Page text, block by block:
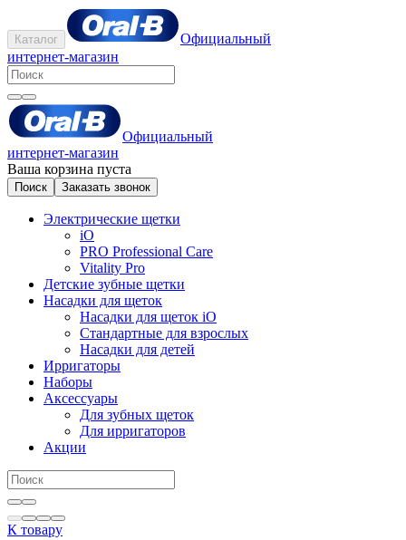
Каталог
Официальный
интернет-магазин
Официальный
интернет-магазин
Ваша корзина пуста
Поиск Заказать звонок
Электрические щетки
iO
PRO Professional Care
Vitality Pro
Детские зубные щетки
Насадки для щеток
Насадки для щеток iO
Стандартные для взрослых
Насадки для детей
Ирригаторы
Наборы
Аксессуары
Для зубных щеток
Для ирригаторов
Акции
К товару